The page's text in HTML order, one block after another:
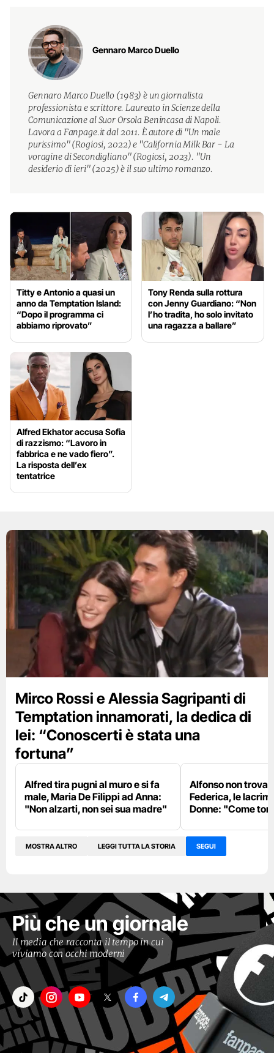
Gennaro Marco Duello
Gennaro Marco Duello (1983) è un giornalista
professionista e scrittore. Laureato in Scienze della
Comunicazione al Suor Orsola Benincasa di Napoli.
Lavora a Fanpage.it dal 2011. È autore di "Un male
purissimo" (Rogiosi, 2022) e "California Milk Bar - La
voragine di Secondigliano" (Rogiosi, 2023). "Un
desiderio di ieri" (2025) è il suo ultimo romanzo.
Titty e Antonio a quasi un
anno da Temptation Island:
“Dopo il programma ci
abbiamo riprovato”
Tony Renda sulla rottura
con Jenny Guardiano: “Non
l’ho tradita, ho solo invitato
una ragazza a ballare”
Alfred Ekhator accusa Sofia
di razzismo: “Lavoro in
fabbrica e ne vado fiero”.
La risposta dell’ex
tentatrice
Mirco Rossi e Alessia Sagripanti di
Temptation innamorati, la dedica di
lei: “Conoscerti è stata una
fortuna”
Alfred tira pugni al muro e si fa
male, Maria De Filippi ad Anna:
"Non alzarti, non sei sua madre"
Alfonso non trova
Federica, le
Donne: "Come
MOSTRA ALTRO LEGGI TUTTA LA STORIA SEGUI
Più che un giornale
Il media che racconta il tempo in cui
viviamo con occhi moderni